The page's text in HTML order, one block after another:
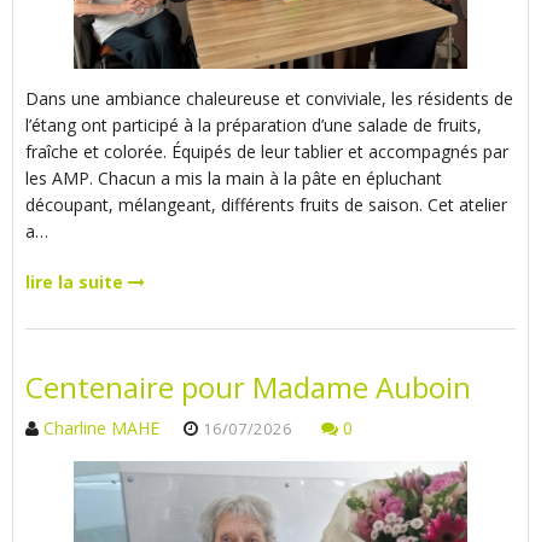
Dans une ambiance chaleureuse et conviviale, les résidents de
l’étang ont participé à la préparation d’une salade de fruits,
fraîche et colorée. Équipés de leur tablier et accompagnés par
les AMP. Chacun a mis la main à la pâte en épluchant
découpant, mélangeant, différents fruits de saison. Cet atelier
a…
lire la suite
Centenaire pour Madame Auboin
Charline MAHE 16/07/2026 0